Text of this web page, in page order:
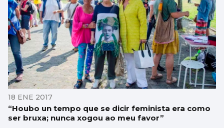
18 ENE 2017
“Houbo un tempo que se dicir feminista era como
ser bruxa; nunca xogou ao meu favor”